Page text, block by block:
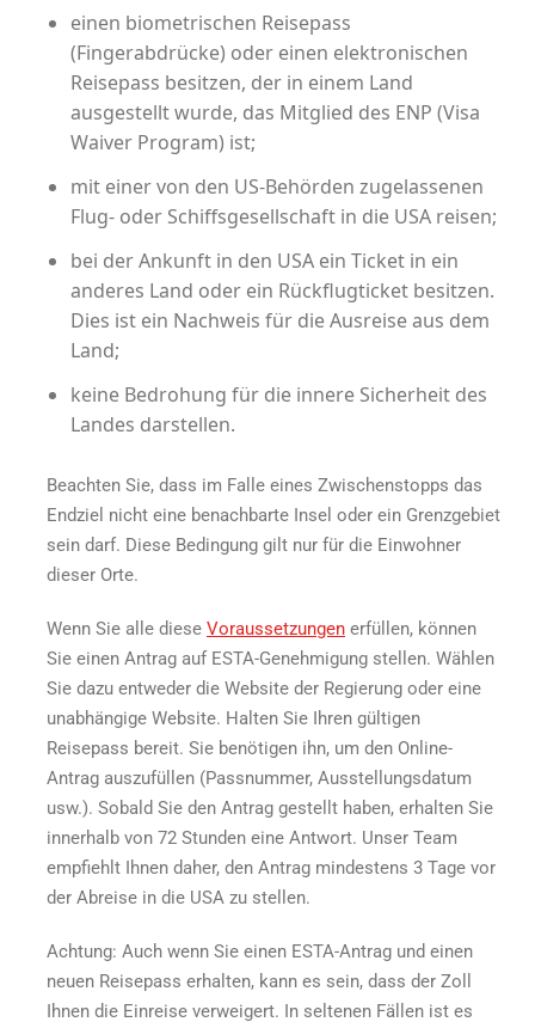
einen biometrischen Reisepass
(Fingerabdrücke) oder einen elektronischen
Reisepass besitzen, der in einem Land
ausgestellt wurde, das Mitglied des ENP (Visa
Waiver Program) ist;
mit einer von den US-Behörden zugelassenen
Flug- oder Schiffsgesellschaft in die USA reisen;
bei der Ankunft in den USA ein Ticket in ein
anderes Land oder ein Rückflugticket besitzen.
Dies ist ein Nachweis für die Ausreise aus dem
Land;
keine Bedrohung für die innere Sicherheit des
Landes darstellen.
Beachten Sie, dass im Falle eines Zwischenstopps das
Endziel nicht eine benachbarte Insel oder ein Grenzgebiet
sein darf. Diese Bedingung gilt nur für die Einwohner
dieser Orte.
Wenn Sie alle diese Voraussetzungen erfüllen, können
Sie einen Antrag auf ESTA-Genehmigung stellen. Wählen
Sie dazu entweder die Website der Regierung oder eine
unabhängige Website. Halten Sie Ihren gültigen
Reisepass bereit. Sie benötigen ihn, um den Online-
Antrag auszufüllen (Passnummer, Ausstellungsdatum
usw.). Sobald Sie den Antrag gestellt haben, erhalten Sie
innerhalb von 72 Stunden eine Antwort. Unser Team
empfiehlt Ihnen daher, den Antrag mindestens 3 Tage vor
der Abreise in die USA zu stellen.
Achtung: Auch wenn Sie einen ESTA-Antrag und einen
neuen Reisepass erhalten, kann es sein, dass der Zoll
Ihnen die Einreise verweigert. In seltenen Fällen ist es